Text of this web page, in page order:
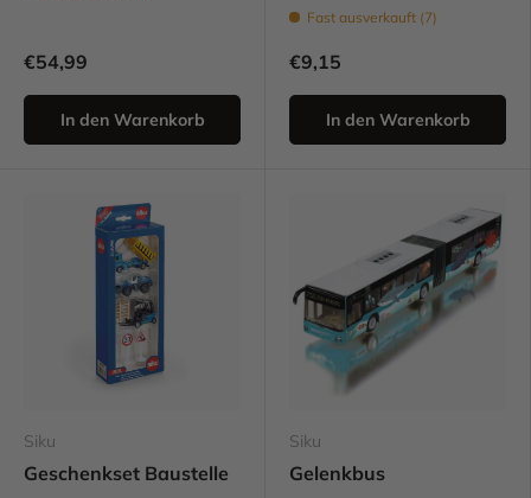
€54,99
In den Warenkorb
Fast ausverkauft (7)
€9,15
In den Warenkorb
Siku
Geschenkset Baustelle
Siku
Gelenkbus